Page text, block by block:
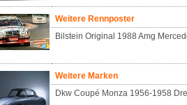
Weitere Rennposter
Bilstein Original 1988 Amg
Weitere Marken
Dkw Coupé Monza 1956-1958